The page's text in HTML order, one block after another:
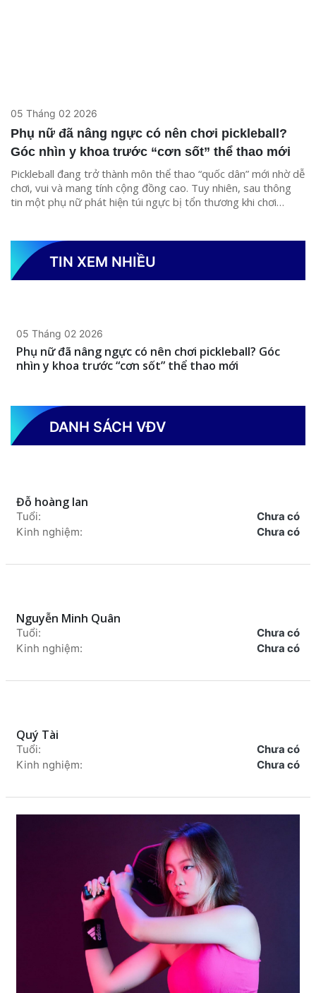
05 Tháng 02 2026
Phụ nữ đã nâng ngực có nên chơi pickleball?
Góc nhìn y khoa trước “cơn sốt” thể thao mới
Pickleball đang trở thành môn thể thao “quốc dân” mới nhờ dễ
chơi, vui và mang tính cộng đồng cao. Tuy nhiên, sau thông
tin một phụ nữ phát hiện túi ngực bị tổn thương khi chơi
không nằm ở việc “có nên chơi hay không”, mà là chơi đúng
cách và đúng thời điểm.
TIN XEM NHIỀU
05 Tháng 02 2026
Phụ nữ đã nâng ngực có nên chơi pickleball? Góc
nhìn y khoa trước “cơn sốt” thể thao mới
DANH SÁCH VĐV
Đỗ hoàng lan
Tuổi:
Chưa có
Kinh nghiệm:
Chưa có
Nguyễn Minh Quân
Tuổi:
Chưa có
Kinh nghiệm:
Chưa có